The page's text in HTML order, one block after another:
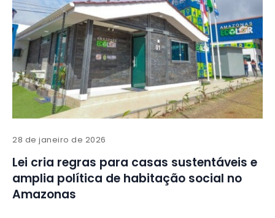
28 de janeiro de 2026
Lei cria regras para casas sustentáveis e
amplia política de habitação social no
Amazonas